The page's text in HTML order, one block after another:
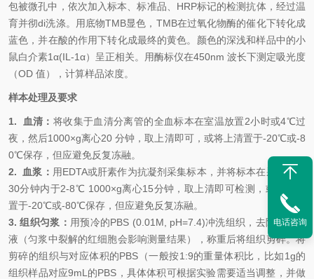
包被微孔中，依次加入标本、标准品、HRP标记的检测抗体，经过温
育并彻di洗涤。用底物TMB显色，TMB在过氧化物酶的催化下转化成
蓝色，并在酸的作用下转化成最终的黄色。颜色的深浅和样品中的小
鼠白介素1α(IL-1α）呈正相关。用酶标仪在450nm 波长下测定吸光度
（OD 值），计算样品浓度。
样本处理及要求
1. 血清： 将收集于血清分离管的全血标本在室温放置2小时或4℃过
夜，然后1000×g离心20 分钟，取上清即可，或将上清置于-20℃或-8
0℃保存，但应避免反复冻融。
2.
血浆： 用EDTA或肝素作为抗凝剂采集标本，并将标本在采集后的
30分钟内于2-8℃ 1000×g离心15分钟，取上清即可检测，或将上清
置于-20℃或-80℃保存，但应避免反复冻融。
3. 组织匀浆： 用预冷的PBS (0.01M, pH=7.4)冲洗组织，去除残留血
液（匀浆中裂解的红细胞会影响测量结果），称重后将组织剪碎。将
剪碎的组织与对应体积的PBS（一般按1:9的重量体积比，比如1g的
组织样品对应9mL的PBS，具体体积可根据实验需要适当调整，并做
电话咨询